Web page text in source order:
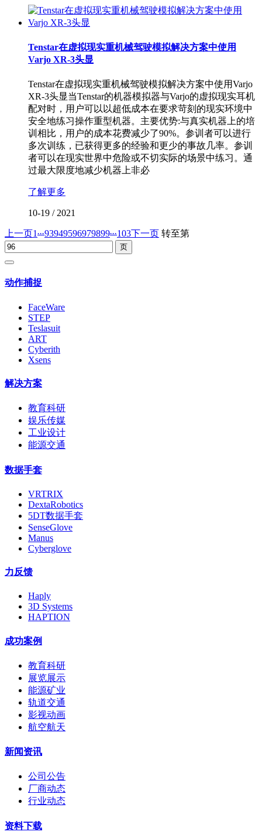
Tenstar在虚拟现实重机械驾驶模拟解决方案中使用
Varjo XR-3头显
Tenstar在虚拟现实重机械驾驶模拟解决方案中使用Varjo
XR-3头显当Tenstar的机器模拟器与Varjo的虚拟现实耳机
配对时，用户可以以超低成本在要求苛刻的现实环境中
安全地练习操作重型机器。主要优势:与真实机器上的培
训相比，用户的成本花费减少了90%。参训者可以进行
多次训练，已获得更多的经验和更少的事故几率。参训
者可以在现实世界中危险或不切实际的场景中练习。通
过最大限度地减少机器上非必
了解更多
10-19 / 2021
上一页1...93949596979899...103下一页 转至第
动作捕捉
FaceWare
STEP
Teslasuit
ART
Cyberith
Xsens
解决方案
教育科研
娱乐传媒
工业设计
能源交通
数据手套
VRTRIX
DextaRobotics
5DT数据手套
SenseGlove
Manus
Cyberglove
力反馈
Haply
3D Systems
HAPTION
成功案例
教育科研
展览展示
能源矿业
轨道交通
影视动画
航空航天
新闻资讯
公司公告
厂商动态
行业动态
资料下载